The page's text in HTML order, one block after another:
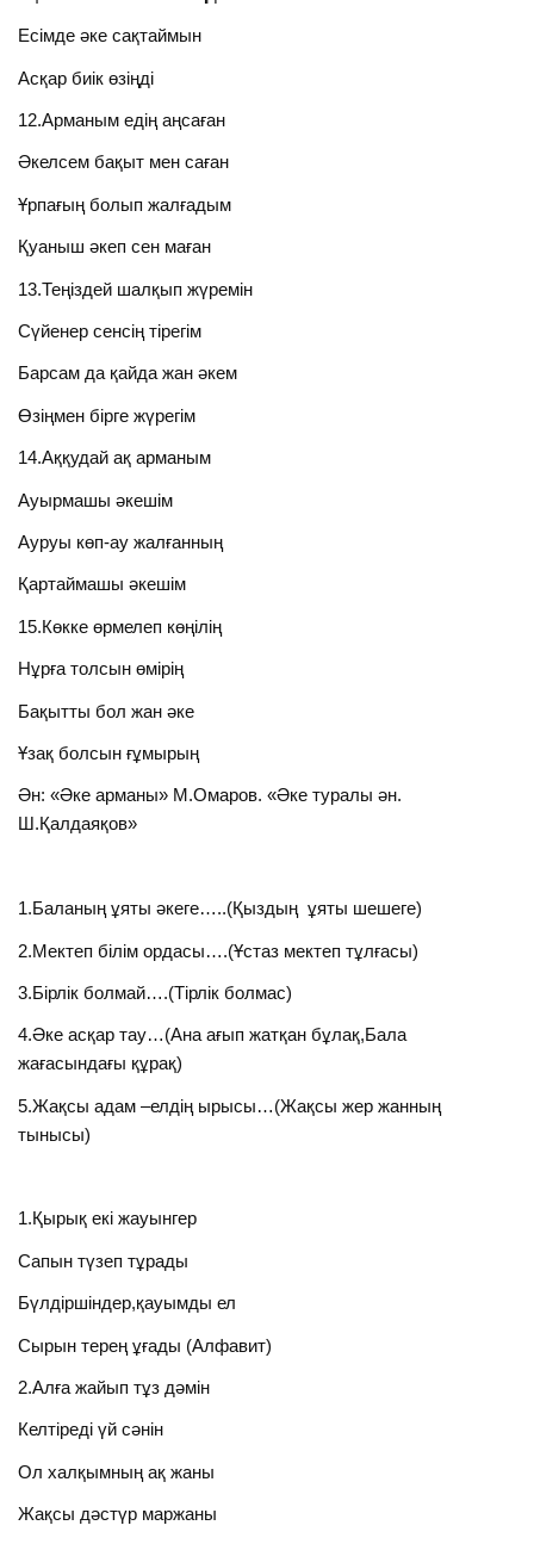
Есімде әке сақтаймын
Асқар биік өзіңді
12.Арманым едің аңсаған
Әкелсем бақыт мен саған
Ұрпағың болып жалғадым
Қуаныш әкеп сен маған
13.Теңіздей шалқып жүремін
Сүйенер сенсің тірегім
Барсам да қайда жан әкем
Өзіңмен бірге жүрегім
14.Аққудай ақ арманым
Ауырмашы әкешім
Ауруы көп-ау жалғанның
Қартаймашы әкешім
15.Көкке өрмелеп көңілің
Нұрға толсын өмірің
Бақытты бол жан әке
Ұзақ болсын ғұмырың
Ән: «Әке арманы» М.Омаров. «Әке туралы ән.
Ш.Қалдаяқов»
1.Баланың ұяты әкеге…..(Қыздың ұяты шешеге)
2.Мектеп білім ордасы….(Ұстаз мектеп тұлғасы)
3.Бірлік болмай….(Тірлік болмас)
4.Әке асқар тау…(Ана ағып жатқан бұлақ,Бала
жағасындағы құрақ)
5.Жақсы адам –елдің ырысы…(Жақсы жер жанның
тынысы)
1.Қырық екі жауынгер
Сапын түзеп тұрады
Бүлдіршіндер,қауымды ел
Сырын терең ұғады (Алфавит)
2.Алға жайып тұз дәмін
Келтіреді үй сәнін
Ол халқымның ақ жаны
Жақсы дәстүр маржаны